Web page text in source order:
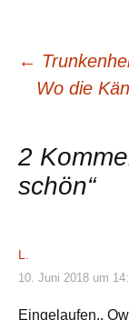
←
Wo die
2
schön“
L.
10. Juni 2018 um
Eingelaufen..